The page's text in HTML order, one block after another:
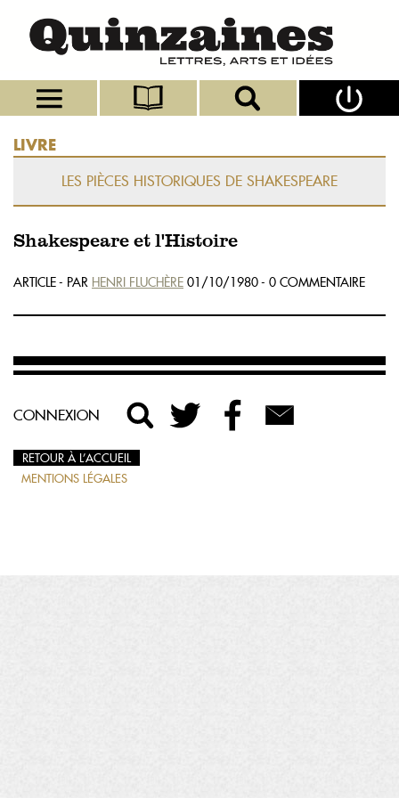
LIVRE
LES PIÈCES HISTORIQUES DE SHAKESPEARE
Shakespeare et l'Histoire
ARTICLE - PAR HENRI FLUCHÈRE 01/10/1980 - 0 COMMENTAIRE
CONNEXION
RETOUR À L’ACCUEIL
MENTIONS LÉGALES